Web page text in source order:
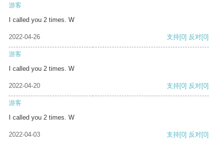
游客
I called you 2 times. W
2022-04-26 支持[0] 反对[0]
游客
I called you 2 times. W
2022-04-20 支持[0] 反对[0]
游客
I called you 2 times. W
2022-04-03 支持[0] 反对[0]